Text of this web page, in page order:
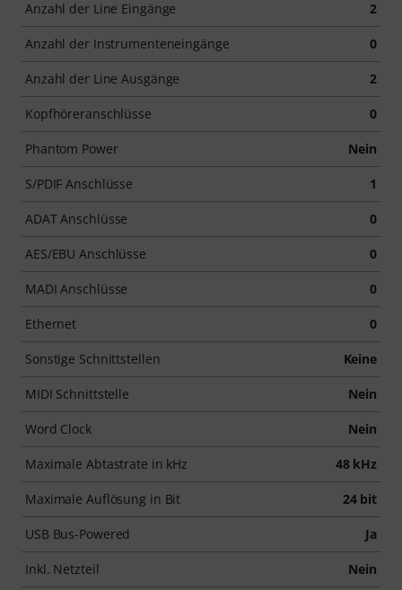
Anzahl der Line Eingänge 2
Anzahl der Instrumenteneingänge 0
Anzahl der Line Ausgänge 2
Kopfhöreranschlüsse 0
Phantom Power Nein
S/PDIF Anschlüsse 1
ADAT Anschlüsse 0
AES/EBU Anschlüsse 0
MADI Anschlüsse 0
Ethernet 0
Sonstige Schnittstellen Keine
MIDI Schnittstelle Nein
Word Clock Nein
Maximale Abtastrate in kHz 48 kHz
Maximale Auflösung in Bit 24 bit
USB Bus-Powered Ja
Inkl. Netzteil Nein